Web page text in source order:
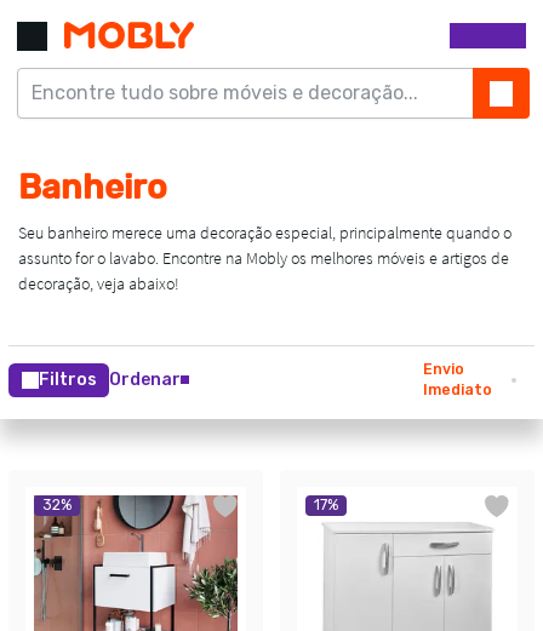
Filtros Ordenar
Envio
Imediato
32% 17%